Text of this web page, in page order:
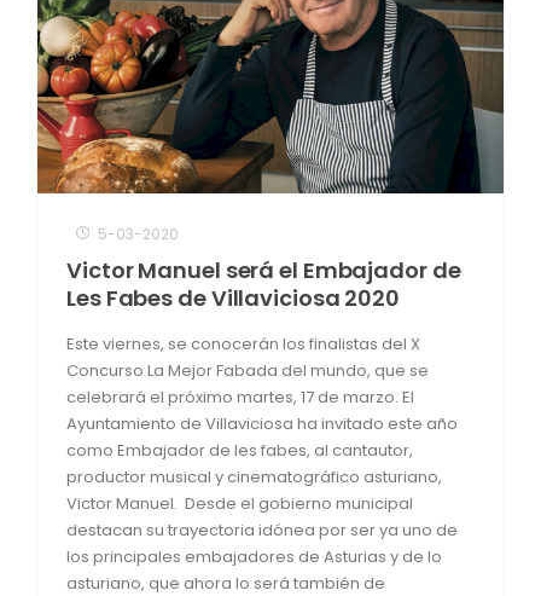
5-03-2020
Victor Manuel será el Embajador de
Les Fabes de Villaviciosa 2020
Este viernes, se conocerán los finalistas del X
Concurso La Mejor Fabada del mundo, que se
celebrará el próximo martes, 17 de marzo. El
Ayuntamiento de Villaviciosa ha invitado este año
como Embajador de les fabes, al cantautor,
productor musical y cinematográfico asturiano,
Victor Manuel. Desde el gobierno municipal
destacan su trayectoria idónea por ser ya uno de
los principales embajadores de Asturias y de lo
asturiano, que ahora lo será también de